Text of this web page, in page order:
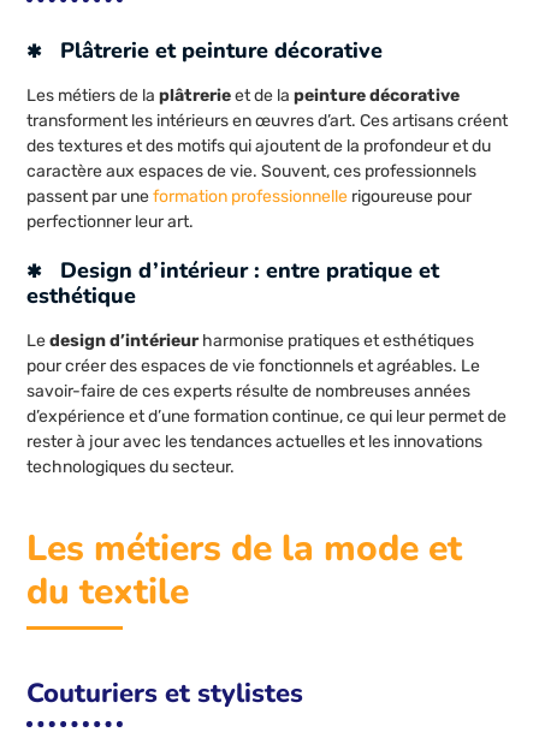
Plâtrerie et peinture décorative
Les métiers de laplâtrerieet de lapeinture décorative
transforment les intérieurs en œuvres d’art. Ces artisans créent
des textures et des motifs qui ajoutent de la profondeur et du
caractère aux espaces de vie. Souvent, ces professionnels
passent par uneformation professionnelle rigoureuse pour
perfectionner leur art.
Design d’intérieur : entre pratique et
esthétique
Ledesign d’intérieurharmonise pratiques et esthétiques
pour créer des espaces de vie fonctionnels et agréables. Le
savoir-faire de ces experts résulte de nombreuses années
d’expérience et d’une formation continue, ce qui leur permet de
rester à jour avec les tendances actuelles et les innovations
technologiques du secteur.
Les métiers de la mode et
du textile
Couturiers et stylistes